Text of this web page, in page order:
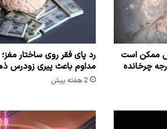
ممکن است
را بیش از ۹۰ درجه چرخانده
رد پای فقر روی ساختار
مداوم باعث پیری زودرس
2 هفته پیش